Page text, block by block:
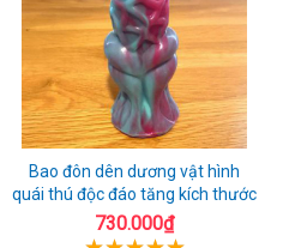
Bao đôn dên dương vật hình
quái thú độc đáo tăng kích thước
730.000₫